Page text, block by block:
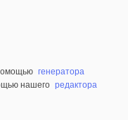
генератора
нашего редактора